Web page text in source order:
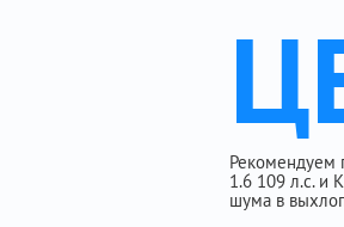
Рекомендуем
1.6 109 л.с. и
шума в